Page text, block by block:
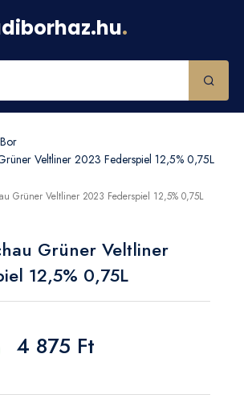
.
Bor
Veltliner 2023 Federspiel 12,5% 0,75L
Grüner Veltliner
12,5% 0,75L
4 875 Ft